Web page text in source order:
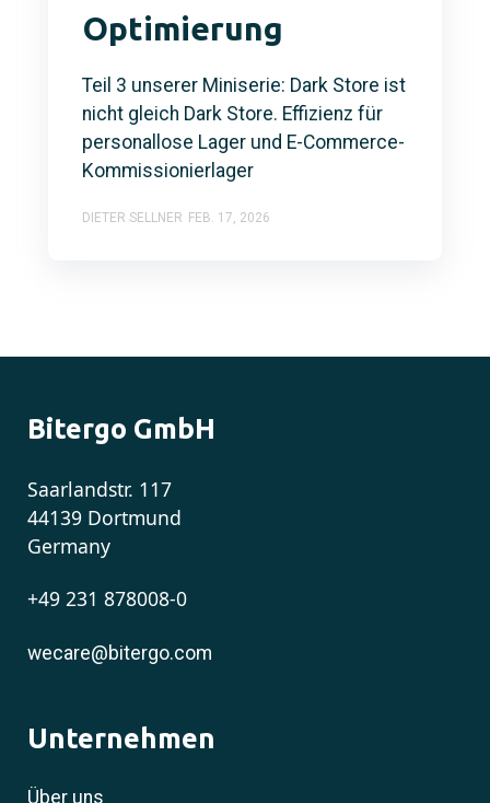
Optimierung
Teil 3 unserer Miniserie: Dark Store ist
nicht gleich Dark Store. Effizienz für
personallose Lager und E-Commerce-
Kommissionierlager
DIETER SELLNER FEB. 17, 2026
Bitergo GmbH
Saarlandstr. 117
44139 Dortmund
Germany
+49 231 878008-0
wecare@bitergo.com
Unternehmen
Über uns